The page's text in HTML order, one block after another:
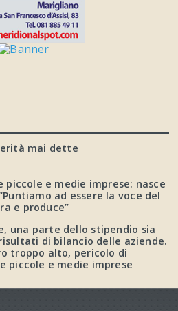
mai dette
piccole e medie imprese: nasce
ad essere la voce del
e produce”
una parte dello stipendio sia
di bilancio delle aziende.
troppo alto, pericolo di
piccole e medie imprese